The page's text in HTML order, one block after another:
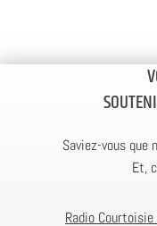
Saviez-vous que
Et,
Radio